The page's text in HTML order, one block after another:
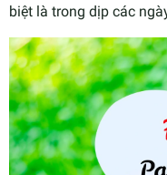
biệt là trong dịp các